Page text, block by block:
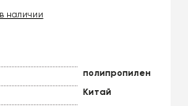
наличии
полипропилен
Китай